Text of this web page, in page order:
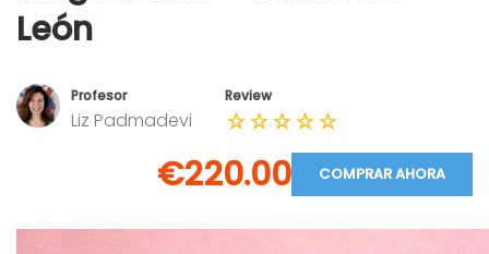
León
Profesor
Liz Padmadevi
Review
€220.00 COMPRAR AHORA